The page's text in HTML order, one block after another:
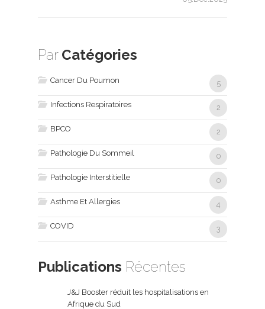
Par Catégories
Cancer Du Poumon 5
Infections Respiratoires 2
BPCO 2
Pathologie Du Sommeil 0
Pathologie Interstitielle 0
Asthme Et Allergies 4
COVID 3
Publications Récentes
J&J Booster réduit les hospitalisations en
Afrique du Sud